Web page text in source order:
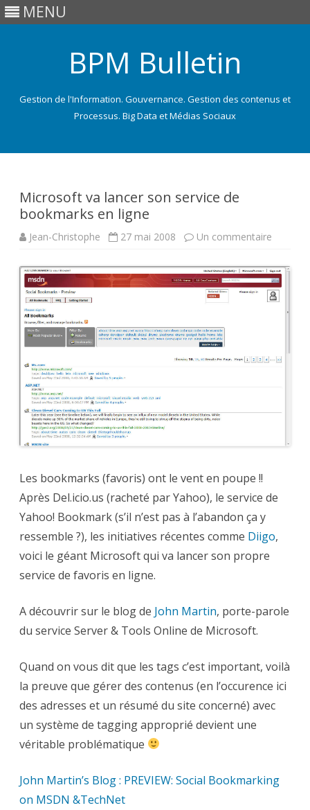
MENU
BPM Bulletin
Gestion de l'Information. Gouvernance. Gestion des contenus et
Processus. Big Data et Médias Sociaux
Microsoft va lancer son service de
bookmarks en ligne
Jean-Christophe 27 mai 2008 Un commentaire
lancer
son
service
de
Les bookmarks (favoris) ont le vent en poupe !!
Après Del.icio.us (racheté par Yahoo), le service de
Yahoo! Bookmark (s’il n’est pas à l’abandon ça y
ressemble ?), les initiatives récentes comme Diigo,
voici le géant Microsoft qui va lancer son propre
service de favoris en ligne.
A découvrir sur le blog de John Martin, porte-parole
du service Server & Tools Online de Microsoft.
Quand on vous dit que les tags c’est important, voilà
la preuve que gérer des contenus (en l’occurence ici
des adresses et un résumé du site concerné) avec
un système de tagging approprié devient une
véritable problématique
John Martin’s Blog : PREVIEW: Social Bookmarking
on MSDN &TechNet